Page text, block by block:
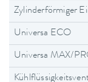
Zylinderförmiger
Universa ECO
Universa MAX/